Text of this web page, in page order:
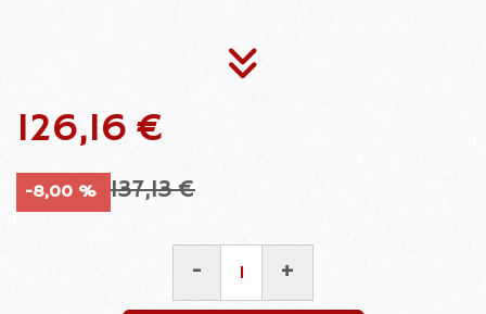
126,16 €
-8,00 % 137,13 €
- +